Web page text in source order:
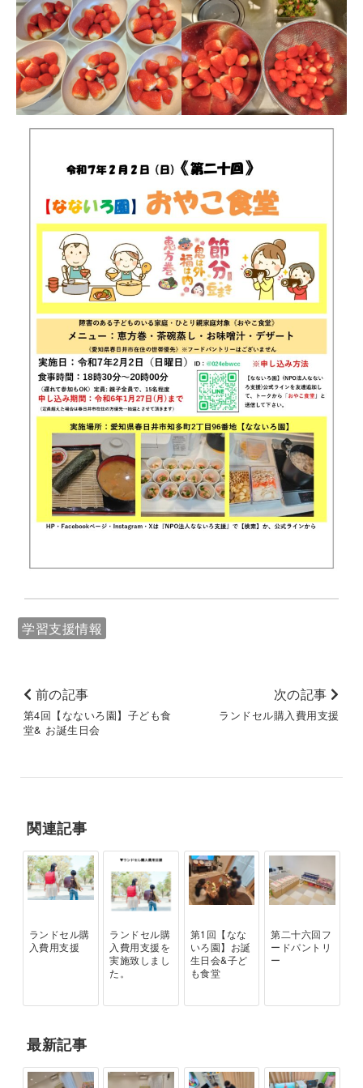
学習支援情報
前の記事
第4回【なないろ園】子ども食
堂& お誕生日会
次の記事
ランドセル購入費用支援
関連記事
ランドセル購
入費用支援
ランドセル購
入費用支援を
実施致しまし
た。
第1回【なな
いろ園】お誕
生日会&子ど
も食堂
第二十六回フ
ードパントリ
ー
最新記事